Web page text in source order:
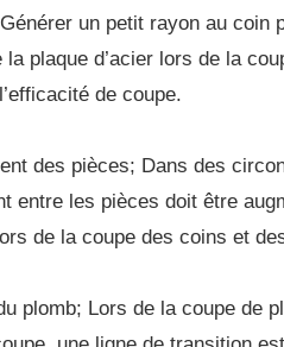
un petit rayon au coin
la plaque d’acier lors de la
de coupe.
des pièces; Dans des
entre les pièces doit être
de la coupe des coins et
plomb; Lors de la coupe de